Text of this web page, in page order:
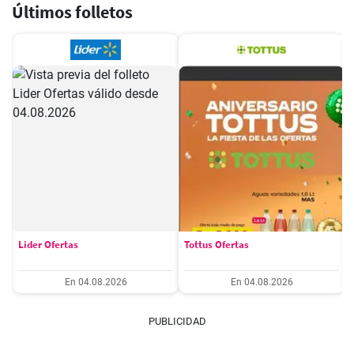
Últimos folletos
Lider Ofertas
En 04.08.2026
Tottus Ofertas
En 04.08.2026
PUBLICIDAD